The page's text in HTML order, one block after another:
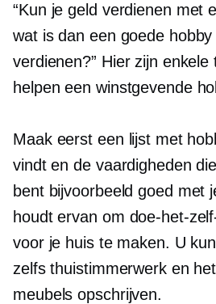
“Kun je geld verdienen met
wat is dan een goede
verdienen?” Hier zijn
helpen een winstgevende
Maak eerst een lijst met
vindt en de vaardigheden
bent bijvoorbeeld goed met
houdt ervan om doe-het-
voor je huis te maken. U
zelfs thuistimmerwerk en
meubels opschrijven.